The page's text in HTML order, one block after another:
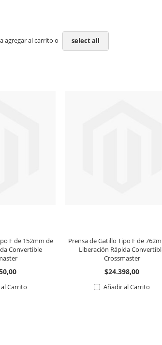
agregar al carrito o select all
F de 152mm de
Convertible
Carrito
Prensa de Gatillo Tipo F de
Liberación Rápida
Crossmaster
$24.398,00
Añadir al Carrito